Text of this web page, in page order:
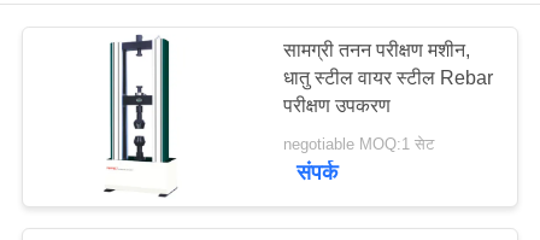
उत्पादों
शो
सामग्री तनन परीक्षण मशीन,
धातु स्टील वायर स्टील Rebar
परीक्षण उपकरण
negotiable MOQ:1 सेट
संपर्क